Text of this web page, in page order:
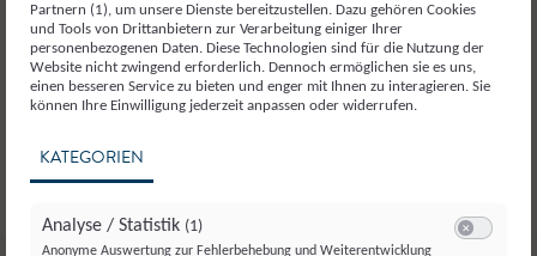
Teilen
Partnern (1), um unsere Dienste bereitzustellen. Dazu gehören Cookies
und Tools von Drittanbietern zur Verarbeitung einiger Ihrer
personenbezogenen Daten. Diese Technologien sind für die Nutzung der
Website nicht zwingend erforderlich. Dennoch ermöglichen sie es uns,
einen besseren Service zu bieten und enger mit Ihnen zu interagieren. Sie
können Ihre Einwilligung jederzeit anpassen oder widerrufen.
KATEGORIEN
Analyse / Statistik (1)
Anonyme Auswertung zur Fehlerbehebung und Weiterentwicklung